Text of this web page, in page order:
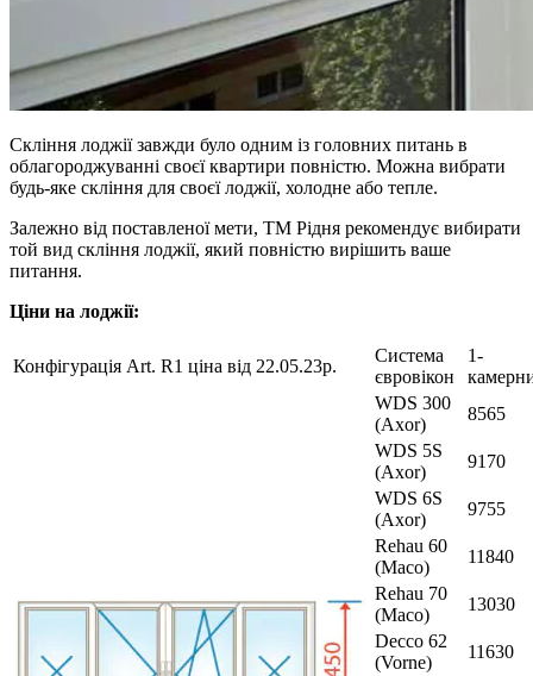
Скління лоджії завжди було одним із головних питань в
облагороджуванні своєї квартири повністю. Можна вибрати
будь-яке скління для своєї лоджії, холодне або тепле.
Залежно від поставленої мети, ТМ Рідня рекомендує вибирати
той вид скління лоджії, який повністю вирішить ваше
питання.
Ціни на лоджії:
Конфігурація Art. R1 ціна від 22.05.23р.
Система
євровікон
1-
WDS 300
(Axor)
8565
WDS 5S
(Axor)
9170
WDS 6S
(Axor)
9755
Rehau 60
(Maco)
11840
Rehau 70
(Maco)
13030
Decco 62
(Vorne)
11630